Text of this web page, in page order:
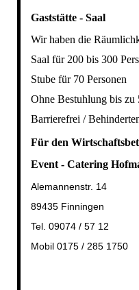
Gaststätte - Saal
Wir haben die
Saal für 200 bis 300
Stube für 70 Personen
Ohne Bestuhlung bis zu
Barrierefrei /
Für den
Event - Catering
Alemannenstr. 14
89435 Finningen
Tel. 09074 / 57 12
Mobil 0175 / 285 1750